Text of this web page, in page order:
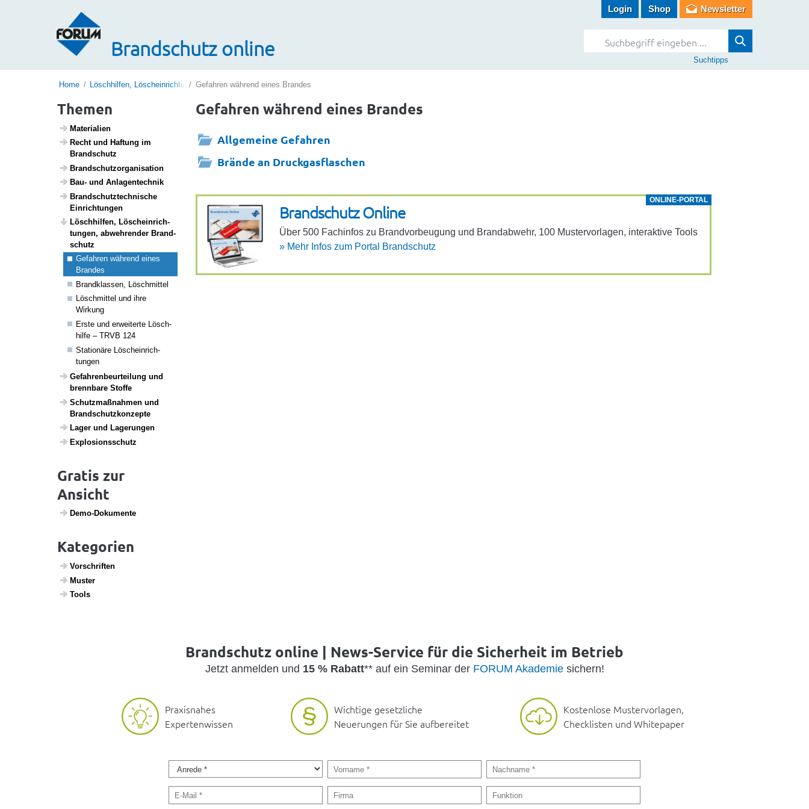
Brandschutz online
Login Shop Newsletter
Suchtipps
Home Löschhilfen, Löscheinrichtungen, abwehrender Brandschutz
Gefahren während eines Brandes
Themen
Mate­ri­a­lien
Recht und Haftung im
Brand­schutz
Brand­schutz­or­ga­ni­sa­tion
Bau- und Anlagen­technik
Brand­schutz­tech­ni­sche
Einrich­tungen
Lösch­hilfen, Lösch­ein­rich­
tungen, abweh­render Brand­
schutz
Gefahren während eines
Brandes
Brand­klassen, Lösch­mittel
Lösch­mittel und ihre
Wirkung
Erste und erwei­terte Lösch­
hilfe – TRVB 124
Stati­o­näre Lösch­ein­rich­
tungen
Gefah­ren­be­ur­tei­lung und
brenn­bare Stoffe
Schutz­maß­nahmen und
Brand­schutz­kon­zepte
Lager und Lage­rungen
Explo­si­ons­schutz
Gratis zur
Ansicht
Demo-Doku­mente
Kategorien
Vorschriften
Muster
Tools
Gefahren während eines Brandes
Allgemeine Gefahren
Brände an Druckgasflaschen
ONLINE-PORTAL
Brand­schutz Online
Über 500 Fach­infos zu Brand­vor­beu­gung und Brand­ab­wehr, 100 Muster­vor­lagen, inter­ak­tive Tools
» Mehr Infos zum Portal Brand­schutz
Brandschutz online | News-Service für die Sicherheit im Betrieb
Jetzt anmelden und 15 % Rabatt** auf ein Seminar der FORUM Akademiesichern!
Praxisnahes
Expertenwissen
Wichtige gesetzliche
Neuerungen für Sie aufbereitet
Kostenlose Mustervorlagen,
Checklisten und Whitepaper